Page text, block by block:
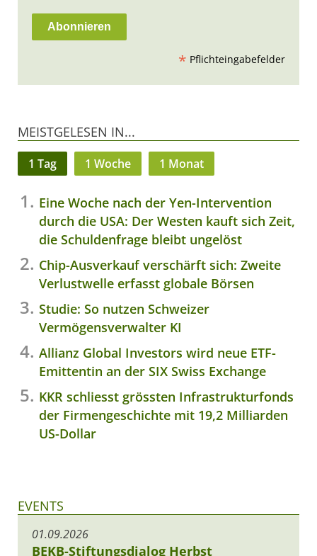
* Pflichteingabefelder
MEISTGELESEN IN...
1 Tag 1 Woche 1 Monat
Eine Woche nach der Yen-Intervention
durch die USA: Der Westen kauft sich Zeit,
die Schuldenfrage bleibt ungelöst
Chip-Ausverkauf verschärft sich: Zweite
Verlustwelle erfasst globale Börsen
Studie: So nutzen Schweizer
Vermögensverwalter KI
Allianz Global Investors wird neue ETF-
Emittentin an der SIX Swiss Exchange
KKR schliesst grössten Infrastrukturfonds
der Firmengeschichte mit 19,2 Milliarden
US-Dollar
EVENTS
01.09.2026
BEKB-Stiftungsdialog Herbst